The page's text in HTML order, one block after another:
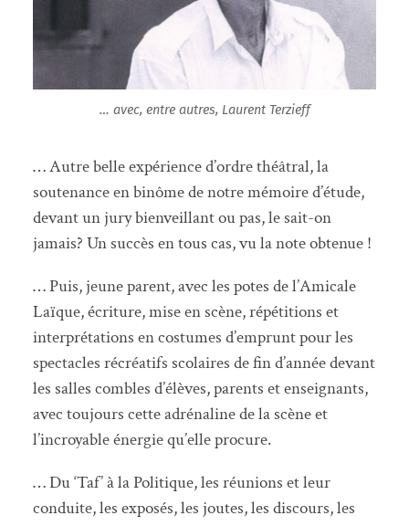
… avec, entre autres, Laurent Terzieff
… Autre belle expérience d’ordre théâtral, la
soutenance en binôme de notre mémoire d’étude,
devant un jury bienveillant ou pas, le sait-on
jamais? Un succès en tous cas, vu la note obtenue !
… Puis, jeune parent, avec les potes de l’Amicale
Laïque, écriture, mise en scène, répétitions et
interprétations en costumes d’emprunt pour les
spectacles récréatifs scolaires de fin d’année devant
les salles combles d’élèves, parents et enseignants,
avec toujours cette adrénaline de la scène et
l’incroyable énergie qu’elle procure.
… Du ‘Taf’ à la Politique, les réunions et leur
conduite, les exposés, les joutes, les discours, les